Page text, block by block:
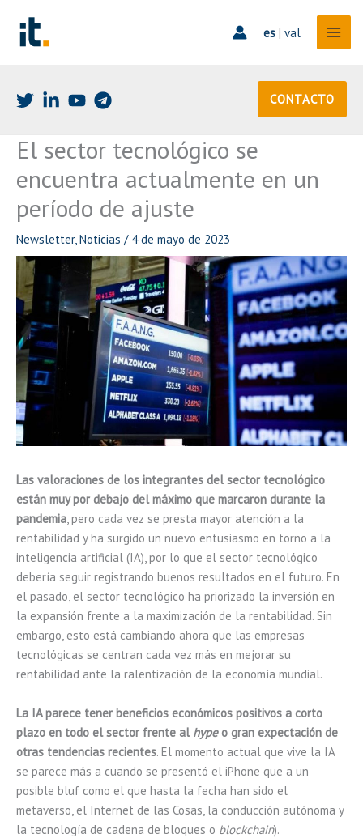
contenido
es| val
CONTACTO
El sector tecnológico se
encuentra actualmente en un
período de ajuste
Newsletter,Noticias / 4 de mayo de 2023
Las valoraciones de los integrantes del sector tecnológico
están muy por debajo del máximo que marcaron durante la
pandemia, pero cada vez se presta mayor atención a la
rentabilidad y ha surgido un nuevo entusiasmo en torno a la
inteligencia artificial (IA), por lo que el sector tecnológico
debería seguir registrando buenos resultados en el futuro. En
el pasado, el sector tecnológico ha priorizado la inversión en
la expansión frente a la maximización de la rentabilidad. Sin
embargo, esto está cambiando ahora que las empresas
tecnológicas se centran cada vez más en mejorar su
rentabilidad ante la ralentización de la economía mundial.
La IA parece tener beneficios económicos positivos a corto
plazo en todo el sector frente al hype o gran expectación de
otras tendencias recientes. El momento actual que vive la IA
se parece más a cuando se presentó el iPhone que a un
posible bluf como el que hasta la fecha han sido el
metaverso, el Internet de las Cosas, la conducción autónoma y
la tecnología de cadena de bloques o blockchain).